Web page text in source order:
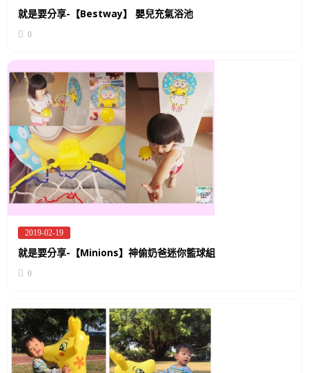
就是要分享-【Bestway】 嬰兒充氣浴池
0
Posted
2019-02-19
就是要分享-【Minions】神偷奶爸迷你籃球組
0